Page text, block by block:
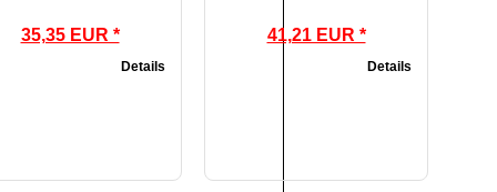
35,35 EUR *
Details
41,21 EUR *
Details